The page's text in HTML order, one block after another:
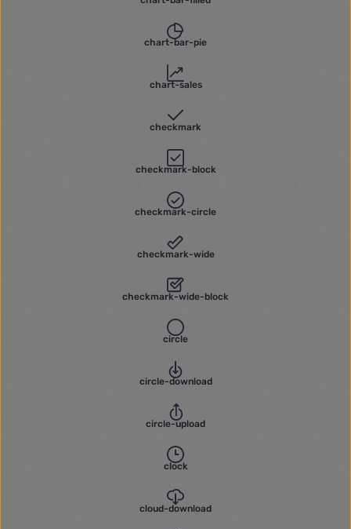
chart-bar-pie
chart-sales
checkmark
checkmark-block
checkmark-circle
checkmark-wide
checkmark-wide-block
circle
circle-download
circle-upload
clock
cloud-download